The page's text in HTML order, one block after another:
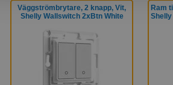
Väggströmbrytare, 2 knapp, Vit,
Shelly Wallswitch 2xBtn White
Ram
Shelly